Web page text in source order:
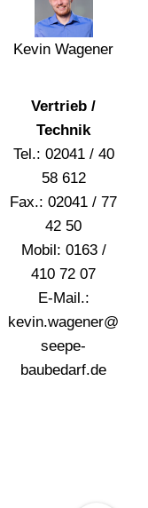
Kevin Wagener
Vertrieb /
Technik
Tel.: 02041 / 40
58 612
Fax.: 02041 / 77
42 50
Mobil: 0163 /
410 72 07
E-Mail.:
kevin.wagener@
seepe-
baubedarf.de